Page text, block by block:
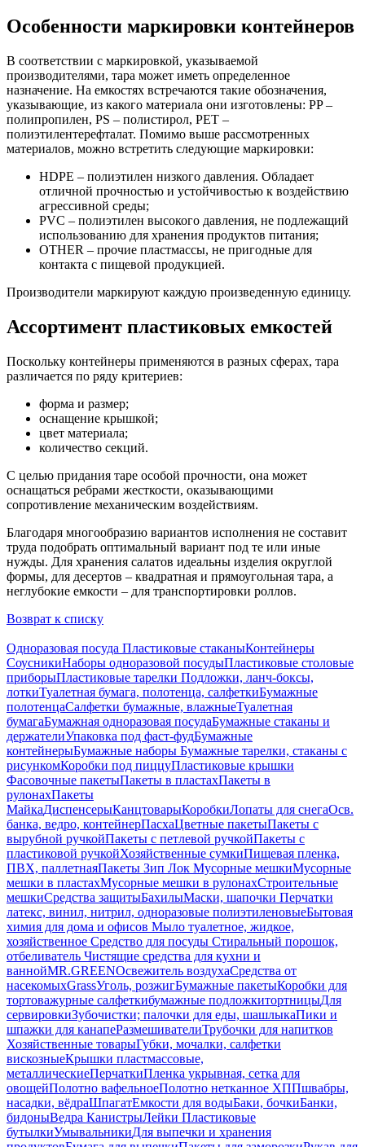
Особенности маркировки контейнеров
В соответствии с маркировкой, указываемой
производителями, тара может иметь определенное
назначение. На емкостях встречаются такие обозначения,
указывающие, из какого материала они изготовлены: PP –
полипропилен, PS – полистирол, PET –
полиэтилентерефталат. Помимо выше рассмотренных
материалов, можно встретить следующие маркировки:
HDPE – полиэтилен низкого давления. Обладает
отличной прочностью и устойчивостью к воздействию
агрессивной среды;
PVC – полиэтилен высокого давления, не подлежащий
использованию для хранения продуктов питания;
OTHER – прочие пластмассы, не пригодные для
контакта с пищевой продукцией.
Производители маркируют каждую произведенную единицу.
Ассортимент пластиковых емкостей
Поскольку контейнеры применяются в разных сферах, тара
различается по ряду критериев:
форма и размер;
оснащение крышкой;
цвет материала;
количество секций.
С целью придания таре особой прочности, она может
оснащаться ребрами жесткости, оказывающими
сопротивление механическим воздействиям.
Благодаря многообразию вариантов исполнения не составит
труда подобрать оптимальный вариант под те или иные
нужды. Для хранения салатов идеальны изделия округлой
формы, для десертов – квадратная и прямоугольная тара, а
неглубокие емкости – для транспортировки роллов.
Возврат к списку
Одноразовая посуда Пластиковые стаканыКонтейнеры
СоусникиНаборы одноразовой посудыПластиковые столовые
приборыПластиковые тарелки Подложки, ланч-боксы,
лоткиТуалетная бумага, полотенца, салфеткиБумажные
полотенцаСалфетки бумажные, влажныеТуалетная
бумагаБумажная одноразовая посудаБумажные стаканы и
держателиУпаковка под фаст-фудБумажные
контейнерыБумажные наборы Бумажные тарелки, стаканы с
рисункомКоробки под пиццуПластиковые крышки
Фасовочные пакетыПакеты в пластахПакеты в
рулонахПакеты
МайкаДиспенсерыКанцтоварыКоробкиЛопаты для снегаОсв.
банка, ведро, контейнерПасхаЦветные пакетыПакеты с
вырубной ручкойПакеты с петлевой ручкойПакеты с
пластиковой ручкойХозяйственные сумкиПищевая пленка,
ПВХ, паллетнаяПакеты Зип Лок Мусорные мешкиМусорные
мешки в пластахМусорные мешки в рулонахСтроительные
мешкиСредства защитыБахилыМаски, шапочки Перчатки
латекс, винил, нитрил, одноразовые полиэтиленовыеБытовая
химия для дома и офисов Мыло туалетное, жидкое,
хозяйственное Средство для посуды Стиральный порошок,
отбеливатель Чистящие средства для кухни и
ваннойMR.GREENОсвежитель воздухаСредства от
насекомыхGrassУголь, розжигБумажные пакетыКоробки для
тортоважурные салфеткибумажные подложкитортницыДля
сервировкиЗубочистки; палочки для еды, шашлыкаПики и
шпажки для канапеРазмешивателиТрубочки для напитков
Хозяйственные товарыГубки, мочалки, салфетки
вискозныеКрышки пластмассовые,
металлическиеПерчаткиПленка укрывная, сетка для
овощейПолотно вафельноеПолотно нетканное ХППшвабры,
насадки, вёдраШпагатЕмкости для водыБаки, бочкиБанки,
бидоныВедра КанистрыЛейки Пластиковые
бутылкиУмывальникиДля выпечки и хранения